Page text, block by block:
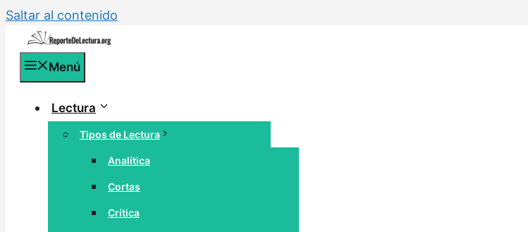
Saltar al contenido
Menú
Lectura
Tipos de Lectura
Analítica
Cortas
Crítica